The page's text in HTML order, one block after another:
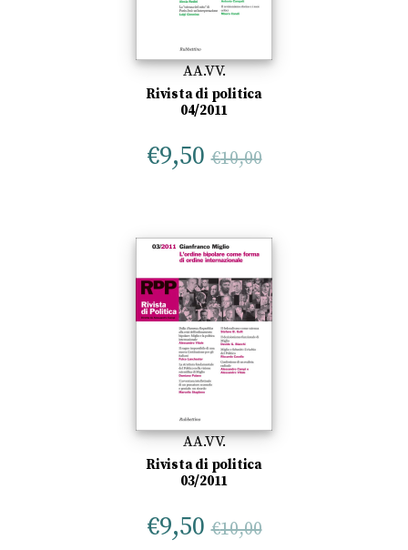
AA.VV.
Rivista di politica
04/2011
€9,50 €10,00
AA.VV.
Rivista di politica
03/2011
€9,50 €10,00